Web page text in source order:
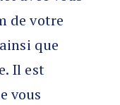
de votre
que
Il est
vous